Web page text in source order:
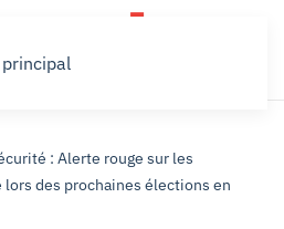
: Alerte rouge sur les
des prochaines élections en